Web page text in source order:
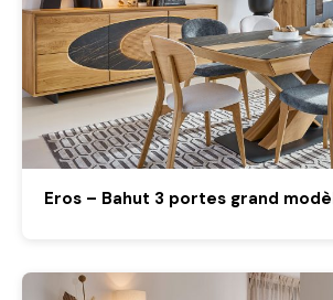
Eros – Bahut 3 portes grand